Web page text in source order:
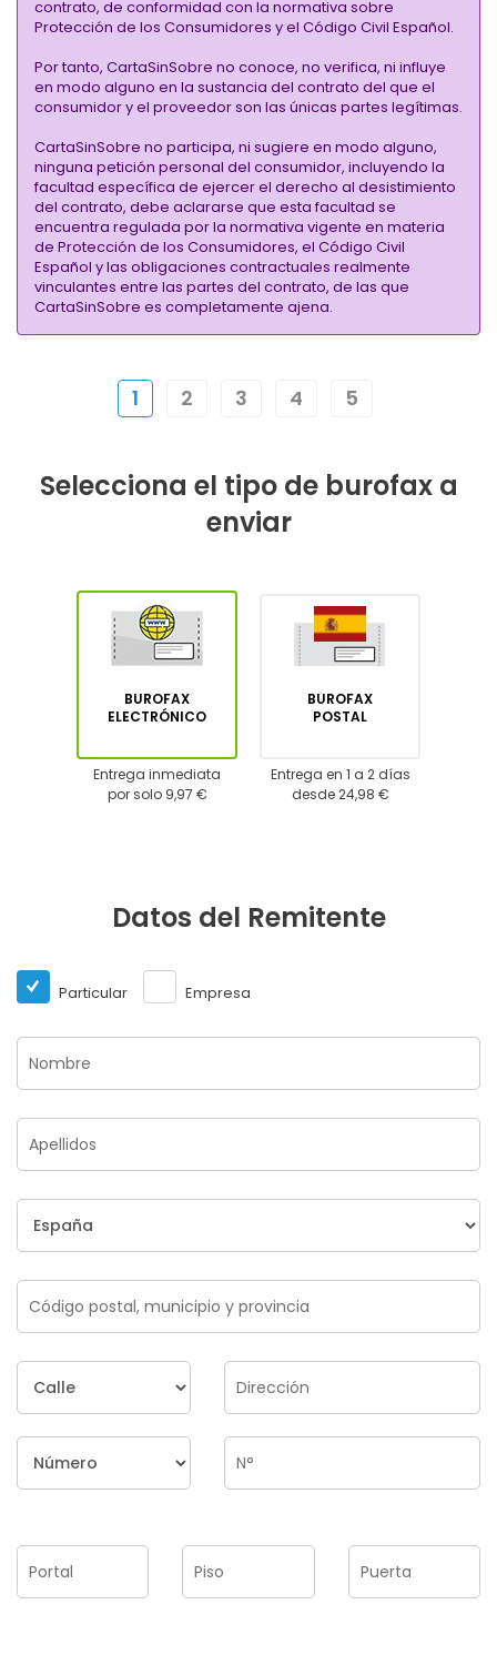
contrato, de conformidad con la normativa sobre
Protección de los Consumidores y el Código Civil Español.
Por tanto, CartaSinSobre no conoce, no verifica, ni influye
en modo alguno en la sustancia del contrato del que el
consumidor y el proveedor son las únicas partes legítimas.
CartaSinSobre no participa, ni sugiere en modo alguno,
ninguna petición personal del consumidor, incluyendo la
facultad específica de ejercer el derecho al desistimiento
del contrato, debe aclararse que esta facultad se
encuentra regulada por la normativa vigente en materia
de Protección de los Consumidores, el Código Civil
Español y las obligaciones contractuales realmente
vinculantes entre las partes del contrato, de las que
CartaSinSobre es completamente ajena.
1 2 3 4 5
Selecciona el tipo de burofax a
enviar
BUROFAX
ELECTRÓNICO
Entrega inmediata
por solo 9,97 €
BUROFAX
POSTAL
Entrega en 1 a 2 días
desde 24,98 €
Datos del Remitente
Particular Empresa